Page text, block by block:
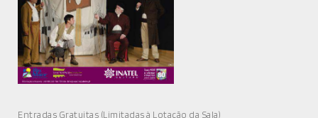
MÚSICA
DIVERSOS
NOTÍCIAS
Entradas Gratuitas (Limitadas à Lotação da Sala)